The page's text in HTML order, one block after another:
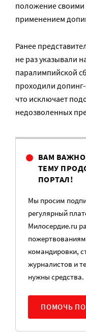
положение своими
применением
Ранее
не раз указывали
паралимпийской
проходили
что исключает
недозволенных
ВАМ
ТЕМУ
ПОРТАЛ!
Мы просим
регулярный
Милосердие.ru
командировки,
журналистов и
нужны средства.
ПОМОЧЬ